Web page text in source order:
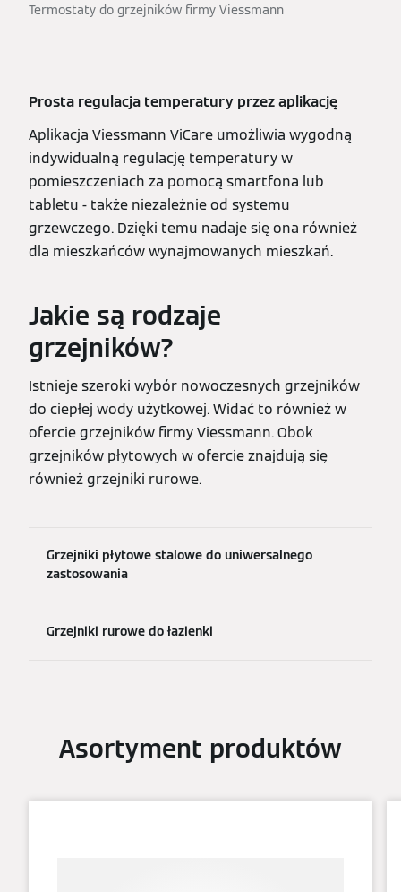
Termostaty do grzejników firmy Viessmann
Prosta regulacja temperatury przez aplikację
Aplikacja Viessmann ViCare umożliwia wygodną
indywidualną regulację temperatury w
pomieszczeniach za pomocą smartfona lub
tabletu - także niezależnie od systemu
grzewczego. Dzięki temu nadaje się ona również
dla mieszkańców wynajmowanych mieszkań.
Jakie są rodzaje
grzejników?
Istnieje szeroki wybór nowoczesnych grzejników
do ciepłej wody użytkowej. Widać to również w
ofercie grzejników firmy Viessmann. Obok
grzejników płytowych w ofercie znajdują się
również grzejniki rurowe.
Grzejniki płytowe stalowe do uniwersalnego
zastosowania
Grzejniki rurowe do łazienki
Asortyment produktów